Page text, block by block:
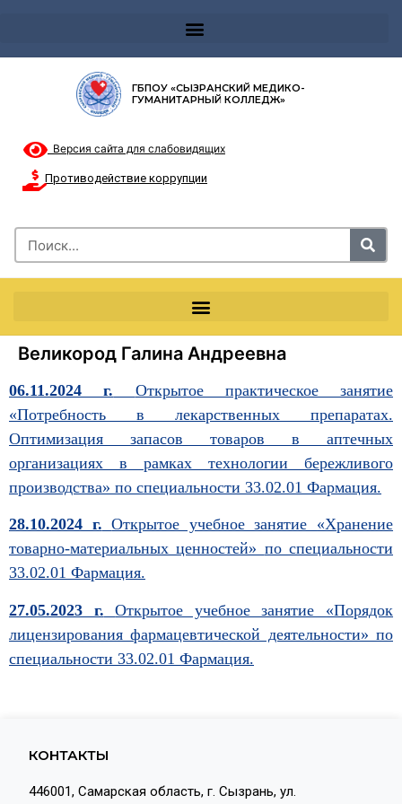
ГБПОУ «СЫЗРАНСКИЙ МЕДИКО-
ГУМАНИТАРНЫЙ КОЛЛЕДЖ»
Версия сайта для слабовидящих
Противодействие коррупции
Великород Галина Андреевна
06.11.2024 г.
Открытое практическое занятие
«Потребность в лекарственных препаратах.
Оптимизация запасов товаров в аптечных
организациях в рамках технологии бережливого
производства» по специальности 33.02.01 Фармация.
28.10.2024 г. Открытое учебное занятие «Хранение
товарно-материальных ценностей» по специальности
33.02.01 Фармация.
27.05.2023 г. Открытое учебное занятие «Порядок
лицензирования фармацевтической деятельности» по
специальности 33.02.01 Фармация.
КОНТАКТЫ
446001, Самарская область, г. Сызрань, ул.